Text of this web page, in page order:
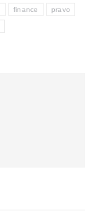
finance pravo